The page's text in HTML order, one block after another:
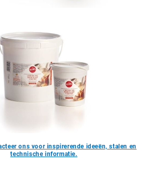
ons voor inspirerende ideeën, stalen en
technische informatie.